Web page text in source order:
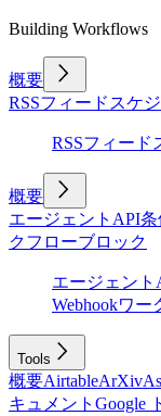
Building Workflows
概要
RSSフィード スケ
RSSフィード
概要
エージェント API条
クフローブロック
エージェント
Webhookワー
Tools
概要AirtableArXiv
キュメント Google